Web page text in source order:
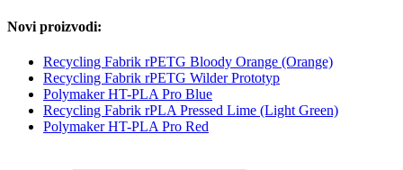
Novi proizvodi:
Recycling Fabrik rPETG Bloody Orange (Orange)
Recycling Fabrik rPETG Wilder Prototyp
Polymaker HT-PLA Pro Blue
Recycling Fabrik rPLA Pressed Lime (Light Green)
Polymaker HT-PLA Pro Red